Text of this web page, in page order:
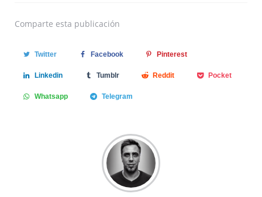
Comparte esta publicación
Twitter Facebook Pinterest
Linkedin Tumblr Reddit Pocket
Whatsapp Telegram